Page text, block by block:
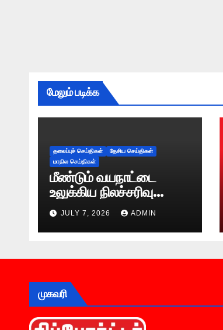
மேலும் படிக்க
தலைப்புச் செய்திகள்
தேசிய செய்திகள்
மாநில செய்திகள்
மீண்டும் வயநாட்டை
உலுக்கிய நிலச்சரிவு
-அதிர்ச்சியூட்டும்
காட்சிகள்!
JULY 7, 2026 ADMIN
முகவரி